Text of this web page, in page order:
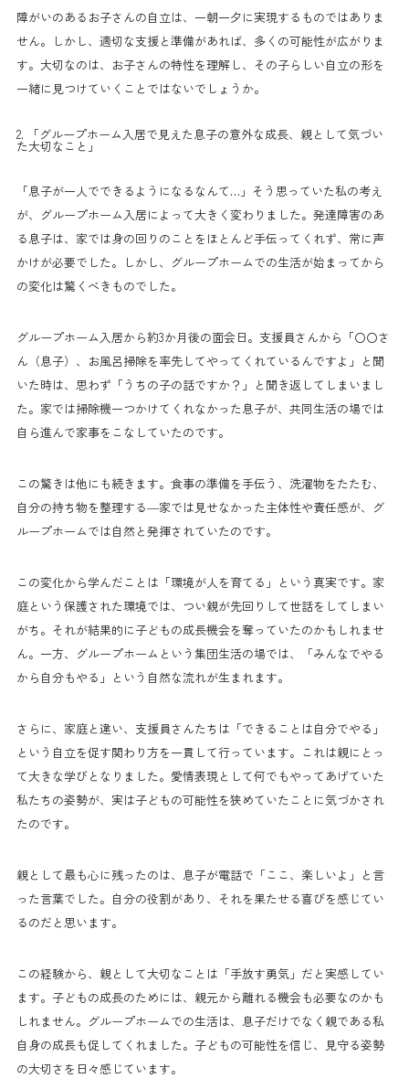
障がいのあるお子さんの自立は、一朝一夕に実現するものではありま
せん。しかし、適切な支援と準備があれば、多くの可能性が広がりま
す。大切なのは、お子さんの特性を理解し、その子らしい自立の形を
一緒に見つけていくことではないでしょうか。
2. 「グループホーム入居で見えた息子の意外な成長、親として気づい
た大切なこと」
「息子が一人でできるようになるなんて…」そう思っていた私の考え
が、グループホーム入居によって大きく変わりました。発達障害のあ
る息子は、家では身の回りのことをほとんど手伝ってくれず、常に声
かけが必要でした。しかし、グループホームでの生活が始まってから
の変化は驚くべきものでした。
グループホーム入居から約3か月後の面会日。支援員さんから「〇〇さ
ん（息子）、お風呂掃除を率先してやってくれているんですよ」と聞
いた時は、思わず「うちの子の話ですか？」と聞き返してしまいまし
た。家では掃除機一つかけてくれなかった息子が、共同生活の場では
自ら進んで家事をこなしていたのです。
この驚きは他にも続きます。食事の準備を手伝う、洗濯物をたたむ、
自分の持ち物を整理する—家では見せなかった主体性や責任感が、グ
ループホームでは自然と発揮されていたのです。
この変化から学んだことは「環境が人を育てる」という真実です。家
庭という保護された環境では、つい親が先回りして世話をしてしまい
がち。それが結果的に子どもの成長機会を奪っていたのかもしれませ
ん。一方、グループホームという集団生活の場では、「みんなでやる
から自分もやる」という自然な流れが生まれます。
さらに、家庭と違い、支援員さんたちは「できることは自分でやる」
という自立を促す関わり方を一貫して行っています。これは親にとっ
て大きな学びとなりました。愛情表現として何でもやってあげていた
私たちの姿勢が、実は子どもの可能性を狭めていたことに気づかされ
たのです。
親として最も心に残ったのは、息子が電話で「ここ、楽しいよ」と言
った言葉でした。自分の役割があり、それを果たせる喜びを感じてい
るのだと思います。
この経験から、親として大切なことは「手放す勇気」だと実感してい
ます。子どもの成長のためには、親元から離れる機会も必要なのかも
しれません。グループホームでの生活は、息子だけでなく親である私
自身の成長も促してくれました。子どもの可能性を信じ、見守る姿勢
の大切さを日々感じています。